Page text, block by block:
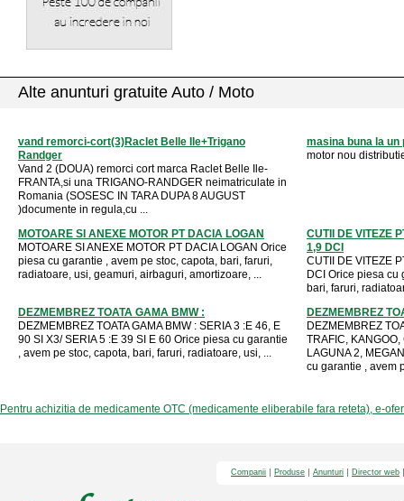
Alte anunturi gratuite Auto / Moto
vand remorci-cort(3)Raclet Belle Ile+Trigano
Randger
Vand 2 (DOUA) remorci cort marca Raclet Belle Ile-
FRANTA,si una TRIGANO-RANDGER neimatriculate in
Romania (SOSESC IN TARA DUPA 8 AUGUST
)documente in regula,cu ...
masina buna la un
motor nou
MOTOARE SI ANEXE MOTOR PT DACIA LOGAN
MOTOARE SI ANEXE MOTOR PT DACIA LOGAN Orice
piesa cu garantie , avem pe stoc, capota, bari, faruri,
radiatoare, usi, geamuri, airbaguri, amortizoare, ...
CUTII DE VITEZE
1,9 DCI
CUTII DE VITEZE
DCI Orice piesa cu
bari, faruri,
DEZMEMBREZ TOATA GAMA BMW :
DEZMEMBREZ TOATA GAMA BMW : SERIA 3 :E 46, E
90 SI X3/ SERIA 5 :E 39 SI E 60 Orice piesa cu garantie
, avem pe stoc, capota, bari, faruri, radiatoare, usi, ...
DEZMEMBREZ
DEZMEMBREZ
TRAFIC,
LAGUNA 2,
cu garantie , avem
Pentru achizitia de medicamente OTC (medicamente eliberabile fara reteta), e-
Companii Produse Anunturi Director web